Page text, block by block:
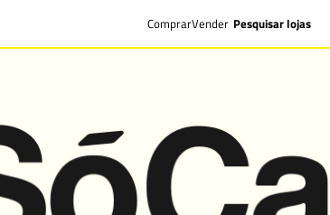
ComprarVender Pesquisar lojas